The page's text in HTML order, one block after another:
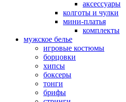
аксессуары
колготы и чулки
мини-платья
комплекты
мужское белье
игровые костюмы
борцовки
хипсы
боксеры
тонги
брифы